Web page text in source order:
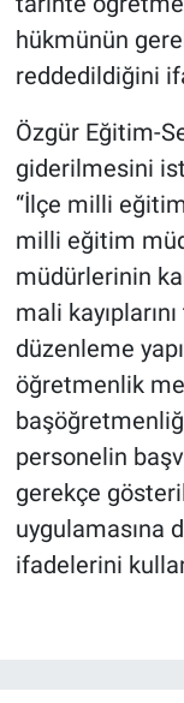
hükmünün
reddedildiğini
Özgür Eğitim-
giderilmesini
“İlçe milli
milli eğitim
müdürlerinin
mali
düzenleme
öğretmenlik
personelin
gerekçe
uygulamasına
ifadelerini